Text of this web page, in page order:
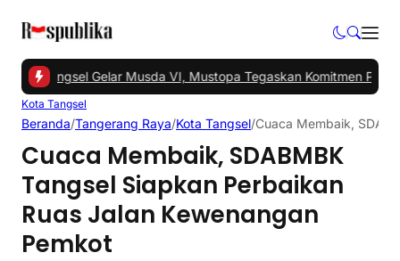
PKS Tangsel Gelar Musda VI, Mustopa Tegaskan Komitmen PKS
Kota Tangsel
Beranda/Tangerang Raya/Kota Tangsel/Cuaca Membaik,
Cuaca Membaik, SDABMBK
Tangsel Siapkan Perbaikan
Ruas Jalan Kewenangan
Pemkot